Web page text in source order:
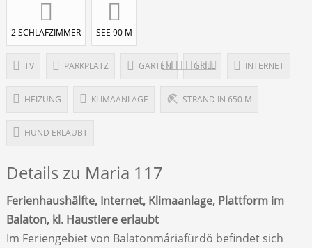
2 SCHLAFZIMMER SEE 90 M
TV PARKPLATZ GARTEN GRILL INTERNET
HEIZUNG KLIMAANLAGE STRAND IN 650 M
HUND ERLAUBT
Details zu Maria 117
Ferienhaushälfte, Internet, Klimaanlage, Plattform im
Balaton, kl. Haustiere erlaubt
Im Feriengebiet von Balatonmáriafürdö befindet sich